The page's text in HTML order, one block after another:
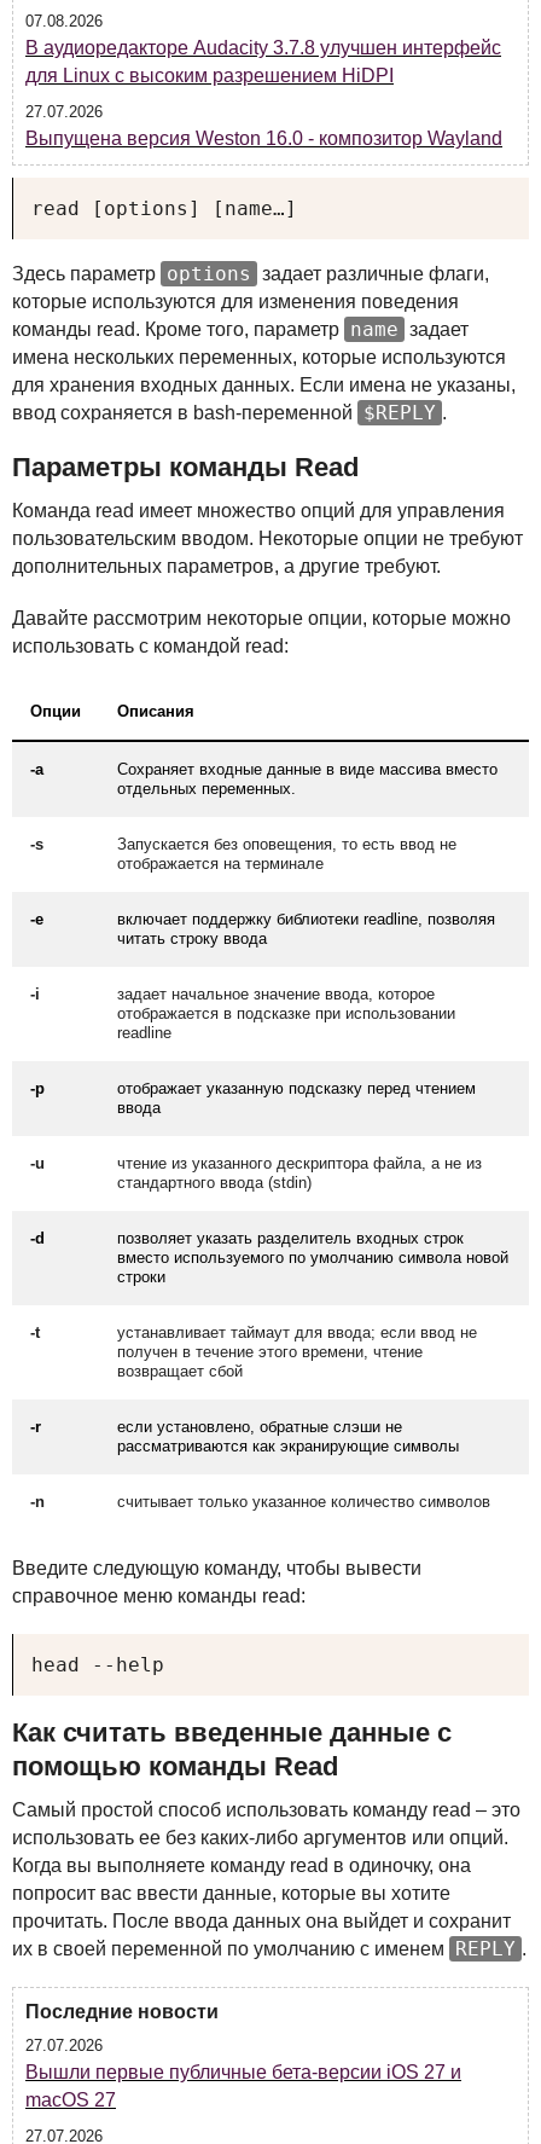
07.08.2026
В аудиоредакторе Audacity 3.7.8 улучшен интерфейс
для Linux с высоким разрешением HiDPI
27.07.2026
Выпущена версия Weston 16.0 - композитор Wayland
read [options] [name…]
Здесь параметр options
задает различные флаги,
которые используются для изменения поведения
команды read. Кроме того, параметр name задает
имена нескольких переменных, которые используются
для хранения входных данных. Если имена не указаны,
ввод сохраняется в bash-переменной
$REPLY .
Параметры команды Read
Команда read имеет множество опций для управления
пользовательским вводом. Некоторые опции не требуют
дополнительных параметров, а другие требуют.
Давайте рассмотрим некоторые опции, которые можно
использовать с командой read:
Опции Описания
-a
Сохраняет входные данные в виде массива вместо
отдельных переменных.
-s
Запускается без оповещения, то есть ввод не
отображается на терминале
-e
включает поддержку библиотеки readline, позволяя
читать строку ввода
-i
задает начальное значение ввода, которое
отображается в подсказке при использовании
readline
-p
отображает указанную подсказку перед чтением
ввода
-u
чтение из указанного дескриптора файла, а не из
стандартного ввода (stdin)
-d
позволяет указать разделитель входных строк
вместо используемого по умолчанию символа новой
строки
-t
устанавливает таймаут для ввода; если ввод не
получен в течение этого времени, чтение
возвращает сбой
-r
если установлено, обратные слэши не
рассматриваются как экранирующие символы
-n считывает только указанное количество символов
Введите следующую команду, чтобы вывести
справочное меню команды read:
head --help
Как считать введенные данные с
помощью команды Read
Самый простой способ использовать команду read – это
использовать ее без каких-либо аргументов или опций.
Когда вы выполняете команду read в одиночку, она
попросит вас ввести данные, которые вы хотите
прочитать. После ввода данных она выйдет и сохранит
их в своей переменной по умолчанию с именем
REPLY .
Последние новости
27.07.2026
Вышли первые публичные бета-версии iOS 27 и
macOS 27
27.07.2026